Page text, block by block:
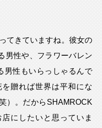
てきていますね。彼女の
男性や、フラワーバレン
男性もいらっしゃるんで
贈れば世界は平和にな
）。だからSHAMROCK
にしたいと思っていま